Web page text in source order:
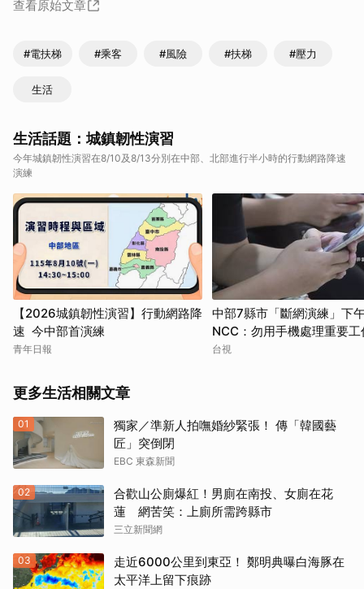
查看原始文章
#電扶梯 #乘客 #風險 #扶梯 #壓力
生活
生活話題：城鎮韌性演習
今年城鎮韌性演習在8/10及8/13分別在中部、北部進行半小時的行動網路降速
演練
【2026城鎮韌性演習】行動網路降
速 今中部首演練
青年日報
中部7縣市「斷網演練」下
NCC：勿用手機處理重要工
台視
更多生活相關文章
01
獨家／準新人拍嘸婚紗緊張！ 傳「韓國藝
匠」突倒閉
EBC 東森新聞
02
合歡山公廁爆紅！男廁在南投、女廁在花
蓮 網苦笑：上廁所需跨縣市
三立新聞網
03
走近6000公里到東亞！ 鄭明典曝白海豚在
太平洋上留下痕跡